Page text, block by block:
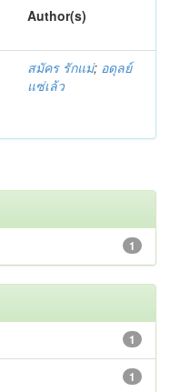
Author(s)
สมัคร รักแม่; อดุลย์
แซ่เล้ว
1
1
1